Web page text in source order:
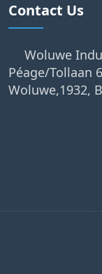
Contact Us
Woluwe
Péage/Tollaan
Woluwe,1932,